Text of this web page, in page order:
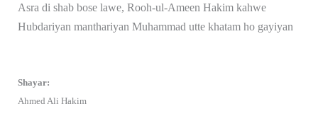
Asra di shab bose lawe, Rooh-ul-Ameen Hakim kahwe
Hubdariyan manthariyan Muhammad utte khatam ho gayiyan
Shayar:
Ahmed Ali Hakim